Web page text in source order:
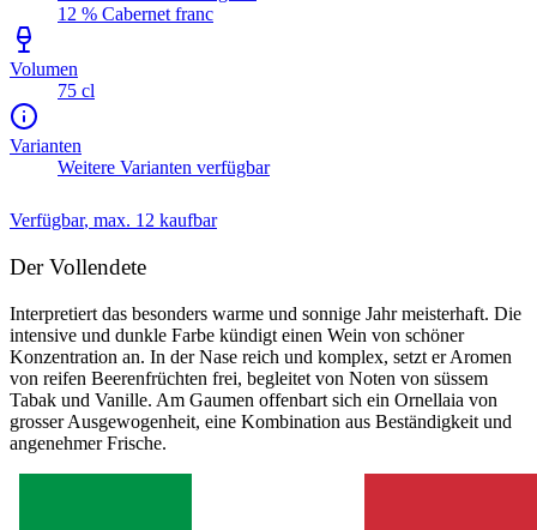
12 % Cabernet franc
Volumen
75 cl
Varianten
Weitere Varianten verfügbar
Verfügbar, max. 12 kaufbar
Der Vollendete
Interpretiert das besonders warme und sonnige Jahr meisterhaft. Die
intensive und dunkle Farbe kündigt einen Wein von schöner
Konzentration an. In der Nase reich und komplex, setzt er Aromen
von reifen Beerenfrüchten frei, begleitet von Noten von süssem
Tabak und Vanille. Am Gaumen offenbart sich ein Ornellaia von
grosser Ausgewogenheit, eine Kombination aus Beständigkeit und
angenehmer Frische.